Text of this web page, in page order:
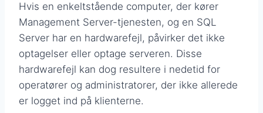
Hvis en enkeltstående computer, der kører
Management Server-tjenesten, og en SQL
Server har en hardwarefejl, påvirker det ikke
optagelser eller optage serveren. Disse
hardwarefejl kan dog resultere i nedetid for
operatører og administratorer, der ikke allerede
er logget ind på klienterne.